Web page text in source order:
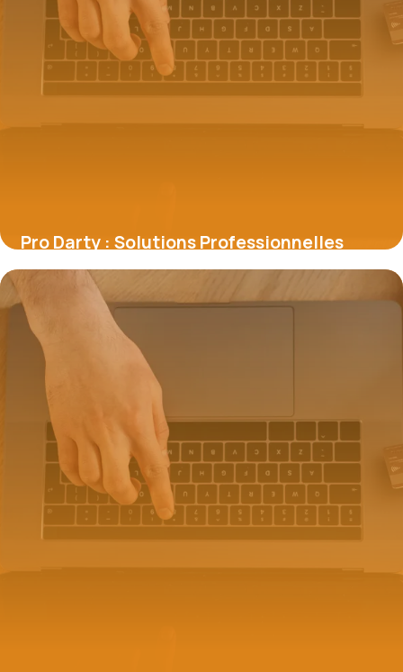
Pro Darty : Solutions Professionnelles
4 juillet 2026